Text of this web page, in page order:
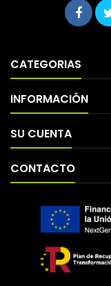
CATEGORIAS
INFORMACIÓN
SU CUENTA
CONTACTO